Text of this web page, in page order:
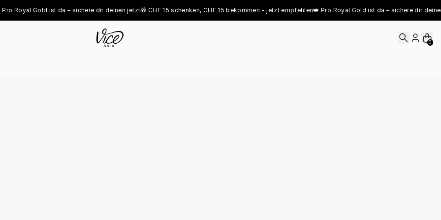
Gold ist da – sichere dir deinen jetzt 🎁 CHF 15 schenken, CHF 15 bekommen - jetzt empfehlen👑 Pro Royal Gold ist da – sichere dir deinen
0